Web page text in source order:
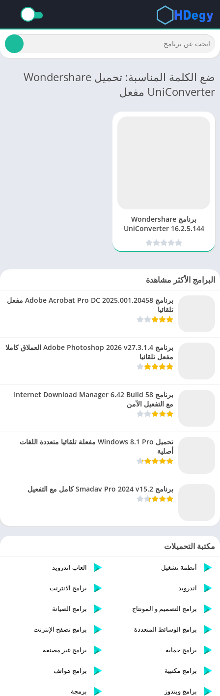
ضع الكلمة المناسبة: تحميل Wondershare
UniConverter مفعل
برنامج Wondershare
UniConverter 16.2.5.144
عملاق تحويل الفيديوهات
البرامج الأكثر مشاهدة
برنامج Adobe Acrobat Pro DC 2025.001.20458 مفعل
تلقائيا
برنامج Adobe Photoshop 2026 v27.3.1.4 العملاق كاملا
مفعل تلقائيا
برنامج Internet Download Manager 6.42 Build 58
مع التفعيل الآمن
تحميل Windows 8.1 Pro مفعلة تلقائيا متعددة اللغات
أصلية
برنامج Smadav Pro 2024 v15.2 كامل مع التفعيل
مكتبة التحميلات
أنظمة تشغيل العاب اندرويد
اندرويد برامج الانترنت
برامج التصميم و المونتاج برامج الصيانة
برامج الوسائط المتعددة برامج تصفح الإنترنت
برامج حماية برامج غير مصنفة
برامج مكتبية برامج هواتف
برامج ويندوز برمجة